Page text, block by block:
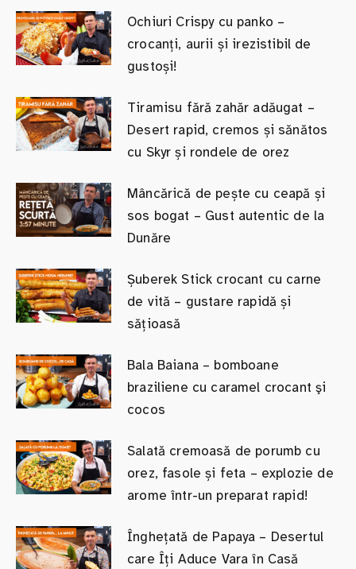
Ochiuri Crispy cu panko –
crocanți, aurii și irezistibil de
gustoși!
Tiramisu fără zahăr adăugat –
Desert rapid, cremos și sănătos
cu Skyr și rondele de orez
Mâncărică de pește cu ceapă și
sos bogat – Gust autentic de la
Dunăre
Șuberek Stick crocant cu carne
de vită – gustare rapidă și
sățioasă
Bala Baiana – bomboane
braziliene cu caramel crocant şi
cocos
Salată cremoasă de porumb cu
orez, fasole și feta – explozie de
arome într-un preparat rapid!
Înghețată de Papaya – Desertul
care Îți Aduce Vara în Casă